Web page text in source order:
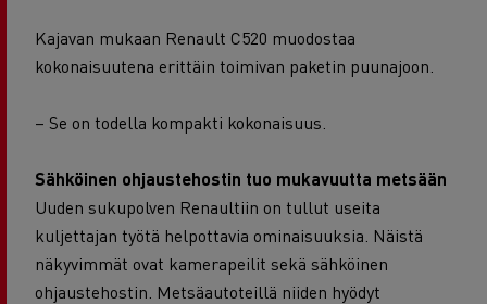
Kajavan mukaan Renault C520 muodostaa
kokonaisuutena erittäin toimivan paketin puunajoon.
– Se on todella kompakti kokonaisuus.
Sähköinen ohjaustehostin tuo mukavuutta metsään
Uuden sukupolven Renaultiin on tullut useita
kuljettajan työtä helpottavia ominaisuuksia. Näistä
näkyvimmät ovat kamerapeilit sekä sähköinen
ohjaustehostin. Metsäautoteillä niiden hyödyt